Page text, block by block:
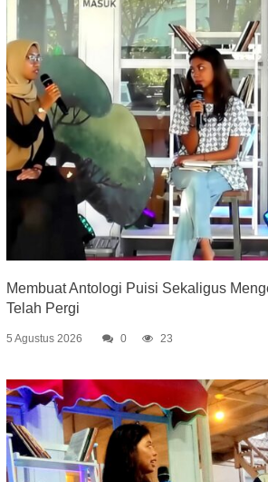
Membuat Antologi Puisi Sekaligus
Telah Pergi
5 Agustus 2026 0 23